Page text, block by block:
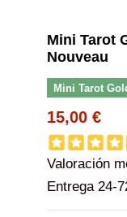
Mini Tarot
Nouveau
Mini Tarot
15,00 €
Valoración
Entrega 24-